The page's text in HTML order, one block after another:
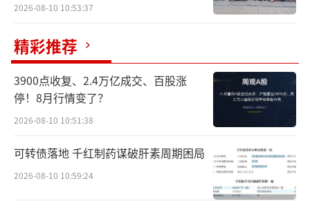
鲟龙科技称，旗下鱼子酱品牌卡露伽，甄
选优质鲟鱼卵，经轻微盐渍后保留其清香。鲟
鱼肉及鱼副产品系列——“千岛寻龙”，将名贵
鲟鱼开发为美味。
招股书显示，卡露伽已进入全球46个国家
甄选食材，也给德国汉莎航空头等舱、国泰航
空、新加坡航空提供食物，“千岛寻龙”与海
2026-08-10 10:53:37
精彩推荐
3900点收复、2.4万亿成交、百股涨
停！8月行情变了？
2026-08-10 10:51:38
可转债落地 千红制药谋破肝素周期困局
2026-08-10 10:59:24